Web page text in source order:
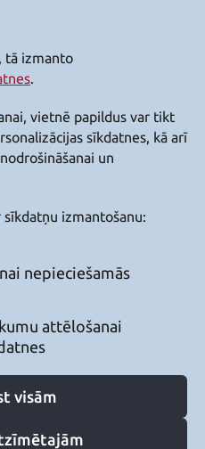
tā izmanto
.
vietnē papildus var tikt
sīkdatnes, kā arī
un
izmantošanu:
nepieciešamās
attēlošanai
visām